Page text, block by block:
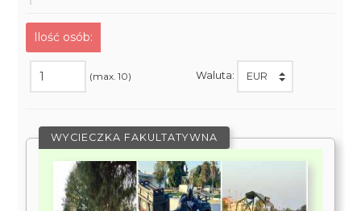
Ilość osób:
(max. 10) Waluta:
WYCIECZKA FAKULTATYWNA